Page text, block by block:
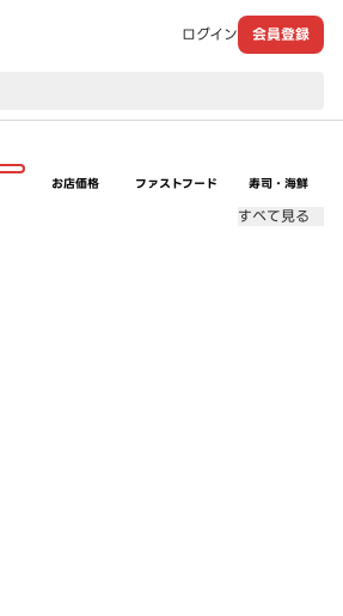
ログイン 会員登録
お店価格 ファストフード 寿司・海鮮
すべて見る